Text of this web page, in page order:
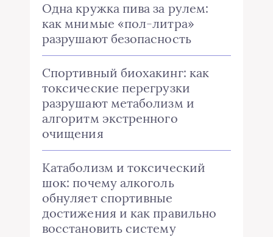
Одна кружка пива за рулем:
как мнимые «пол-литра»
разрушают безопасность
Спортивный биохакинг: как
токсические перегрузки
разрушают метаболизм и
алгоритм экстренного
очищения
Катаболизм и токсический
шок: почему алкоголь
обнуляет спортивные
достижения и как правильно
восстановить систему